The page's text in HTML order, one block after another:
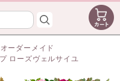
ーダーメイド
ローズヴェルサイユ